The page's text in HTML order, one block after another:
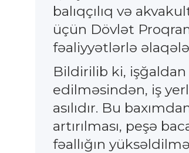
balıqçılıq və
üçün Dövlət
fəaliyyətlərlə
Bildirilib ki,
edilməsindən, iş
asılıdır. Bu
artırılması, peşə
fəallığın